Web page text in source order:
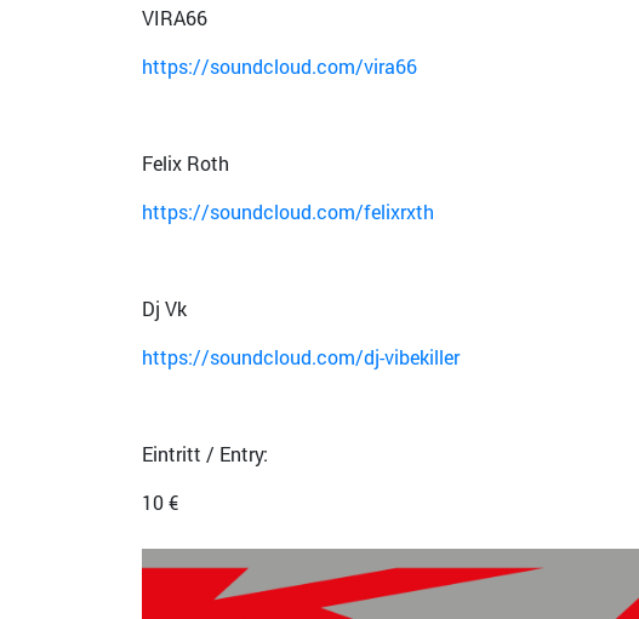
VIRA66
https://soundcloud.com/vira66
Felix Roth
https://soundcloud.com/felixrxth
Dj Vk
https://soundcloud.com/dj-vibekiller
Eintritt / Entry:
10 €